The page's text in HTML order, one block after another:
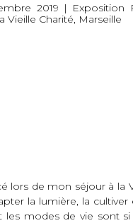
2019 | Exposition
Vieille Charité, Marseille
de mon séjour à la
la lumière, la
modes de vie sont